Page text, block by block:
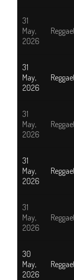
31
May,
2026
31
May,
2026
31
May,
2026
31
May,
2026
31
May,
2026
30
May,
2026